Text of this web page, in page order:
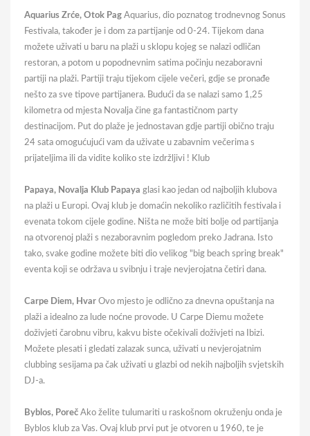
Aquarius Zrće, Otok Pag Aquarius, dio poznatog trodnevnog Sonus
Festivala, također je i dom za partijanje od 0-24. Tijekom dana
možete uživati u baru na plaži u sklopu kojeg se nalazi odličan
restoran, a potom u popodnevnim satima počinju nezaboravni
partiji na plaži. Partiji traju tijekom cijele večeri, gdje se pronađe
nešto za sve tipove partijanera. Budući da se nalazi samo 1,25
kilometra od mjesta Novalja čine ga fantastičnom party
destinacijom. Put do plaže je jednostavan gdje partiji obično traju
24 sata omogućujući vam da uživate u zabavnim večerima s
prijateljima ili da vidite koliko ste izdržljivi ! Klub
Papaya, Novalja Klub Papaya glasi kao jedan od najboljih klubova
na plaži u Europi. Ovaj klub je domaćin nekoliko različitih festivala i
evenata tokom cijele godine. Ništa ne može biti bolje od partijanja
na otvorenoj plaži s nezaboravnim pogledom preko Jadrana. Isto
tako, svake godine možete biti dio velikog "big beach spring break"
eventa koji se održava u svibnju i traje nevjerojatna četiri dana.
Carpe Diem, Hvar Ovo mjesto je odlično za dnevna opuštanja na
plaži a idealno za lude noćne provode. U Carpe Diemu možete
doživjeti čarobnu vibru, kakvu biste očekivali doživjeti na Ibizi.
Možete plesati i gledati zalazak sunca, uživati u nevjerojatnim
clubbing sesijama pa čak uživati u glazbi od nekih najboljih svjetskih
DJ-a.
Byblos, Poreč Ako želite tulumariti u raskošnom okruženju onda je
Byblos klub za Vas. Ovaj klub prvi put je otvoren u 1960, te je